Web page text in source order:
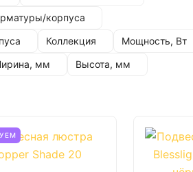
корпуса
Коллекция
Мощность, Вт
мм
Высота, мм